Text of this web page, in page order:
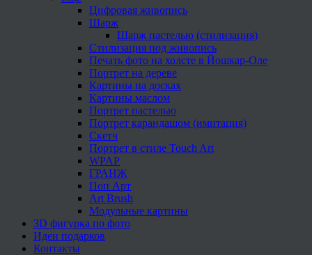
Цифровая живопись
Шарж
Шарж пастелью (стилизация)
Стилизация под живопись
Печать фото на холсте в Йошкар-Оле
Портрет на дереве
Картины на досках
Картины маслом
Портрет пастелью
Портрет карандашом (имитация)
Скетч
Портрет в стиле Touch Art
WPAP
ГРАНЖ
Поп Арт
Art Brush
Модульные картины
3D фигурка по фото
Идеи подарков
Контакты